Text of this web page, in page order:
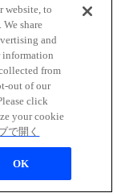
館しまし
設です。
タブで開く
website, to
share
and
information
from
out of our
click
your cookie
で開く
OK